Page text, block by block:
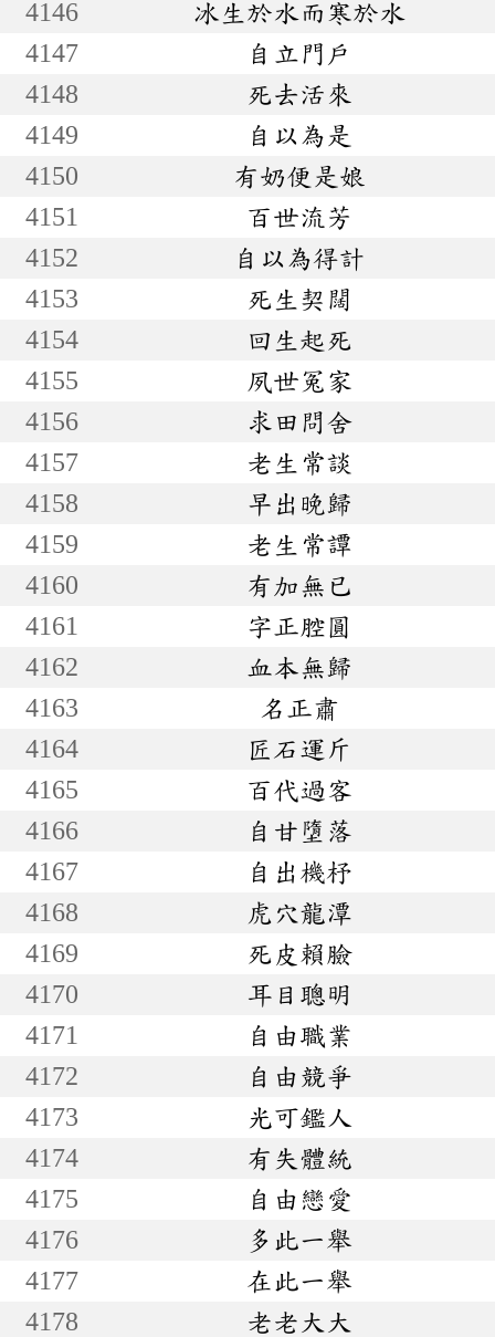
4146
冰生於水而寒於水
4147
自立門戶
4148
死去活來
4149
自以為是
4150
有奶便是娘
4151
百世流芳
4152
自以為得計
4153
死生契闊
4154
回生起死
4155
夙世冤家
4156
求田問舍
4157
老生常談
4158
早出晚歸
4159
老生常譚
4160
有加無已
4161
字正腔圓
4162
血本無歸
4163
名正肅
4164
匠石運斤
4165
百代過客
4166
自甘墮落
4167
自出機杼
4168
虎穴龍潭
4169
死皮賴臉
4170
耳目聰明
4171
自由職業
4172
自由競爭
4173
光可鑑人
4174
有失體統
4175
自由戀愛
4176
多此一舉
4177
在此一舉
4178
老老大大